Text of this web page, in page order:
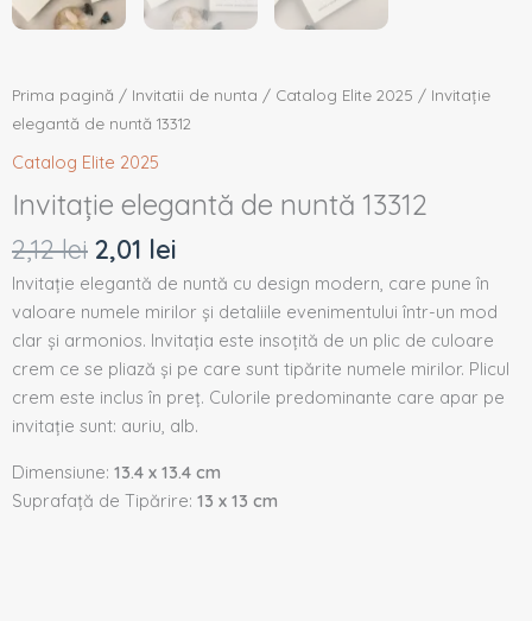
Prima pagină / Invitatii de nunta / Catalog Elite 2025 / Invitație
elegantă de nuntă 13312
Catalog Elite 2025
Invitație elegantă de nuntă 13312
2,12lei 2,01 lei
Invitație elegantă de nuntă cu design modern, care pune în
valoare numele mirilor și detaliile evenimentului într-un mod
clar și armonios. Invitația este insoțită de un plic de culoare
crem ce se pliază și pe care sunt tipărite numele mirilor. Plicul
crem este inclus în preț. Culorile predominante care apar pe
invitație sunt: auriu, alb.
Dimensiune: 13.4 x 13.4 cm
Suprafață de Tipărire: 13 x 13 cm